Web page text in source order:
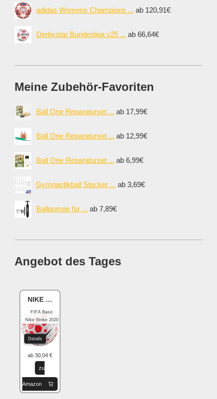
adidas Womens Champions ... ab 120,91€
Derbystar Bundesliga v25 ... ab 66,64€
Meine Zubehör-Favoriten
Ball One Reparaturset ... ab 17,99€
Ball One Reparaturset ... ab 12,99€
Ball One Reparaturset ... ab 6,99€
Gymnastikball Stecker ... ab 3,69€
Ballpumpe für ... ab 7,89€
Angebot des Tages
NIKE Academy
FIFA Basic
Nike Strike 2020
Details
ab 30,04 €
zu
Amazon